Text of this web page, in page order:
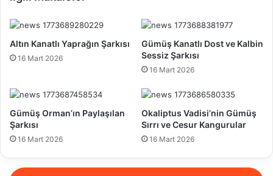
Altın Kanatlı Yaprağın Şarkısı
16 Mart 2026
Gümüş Kanatlı Dost ve Kalbin
Sessiz Şarkısı
16 Mart 2026
Gümüş Orman’ın Paylaşılan
Şarkısı
16 Mart 2026
Okaliptus Vadisi’nin Gümüş
Sırrı ve Cesur Kangurular
16 Mart 2026